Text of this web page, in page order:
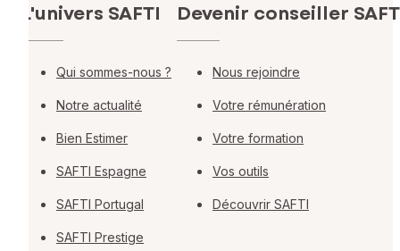
L'univers SAFTI
Qui sommes-nous ?
Notre actualité
Bien Estimer
SAFTI Espagne
SAFTI Portugal
SAFTI Prestige
Devenir conseiller
Nous rejoindre
Votre rémunération
Votre formation
Vos outils
Découvrir SAFTI